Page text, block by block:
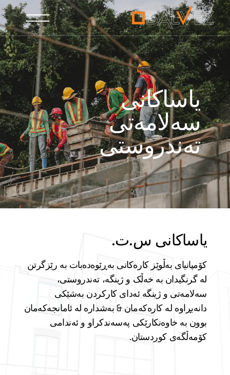
یاساکانی
سەلامەتی
تەندروستی
یاساکانی س.ت.
کۆمپانیای بەڵوێز کارەکانی بەڕێوەدەبات بە رێزگرتن
لە گرنگیدان بە خەڵک و ژینگە، تەندروستی،
سەلامەتی و ژینگە ئەدای کارکردن بەشێکی
دانەبڕاوە لە کارەکەمان & بەشدارە لە ئامانجەکەمان
بوون بە خاوەنکارێکی پەسەندکراو و ئەندامی
کۆمەڵگەی کوردستان.